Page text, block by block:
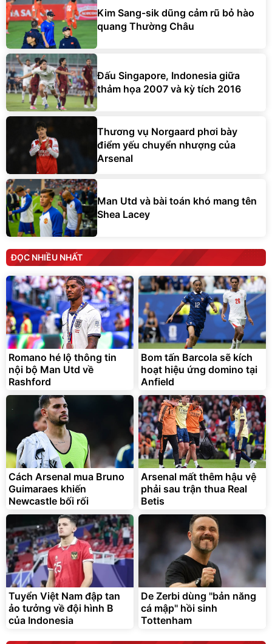
Kim Sang-sik dũng cảm rũ bỏ hào
quang Thường Châu
Đấu Singapore, Indonesia giữa
thảm họa 2007 và kỳ tích 2016
Thương vụ Norgaard phơi bày
điểm yếu chuyển nhượng của
Arsenal
Man Utd và bài toán khó mang tên
Shea Lacey
ĐỌC NHIỀU NHẤT
Romano hé lộ thông tin
nội bộ Man Utd về
Rashford
Bom tấn Barcola sẽ kích
hoạt hiệu ứng domino tại
Anfield
Cách Arsenal mua Bruno
Guimaraes khiến
Newcastle bối rối
Arsenal mất thêm hậu vệ
phải sau trận thua Real
Betis
Tuyển Việt Nam đập tan
ảo tưởng về đội hình B
của Indonesia
De Zerbi dùng ''bản năng
cá mập'' hồi sinh
Tottenham